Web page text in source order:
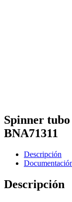
Spinner tubo
BNA71311
Descripción
Descripción